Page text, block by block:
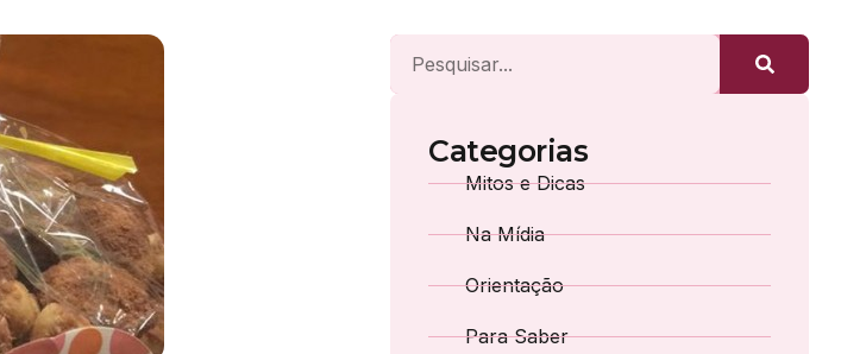
Categorias
Mitos e Dicas
Na Mídia
Orientação
Para Saber